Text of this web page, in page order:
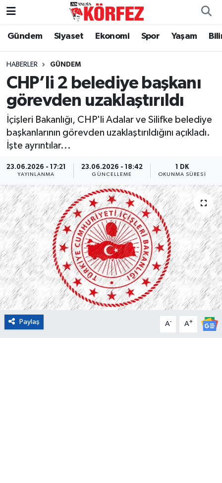
Gündem Siyaset Ekonomi Spor Yaşam
HABERLER GÜNDEM
CHP’li 2 belediye başkanı
görevden uzaklaştırıldı
İçişleri Bakanlığı, CHP'li Adalar ve Silifke belediye
başkanlarının görevden uzaklaştırıldığını açıkladı.
İşte ayrıntılar...
23.06.2026 - 17:21
YAYINLANMA
23.06.2026 - 18:42
GÜNCELLEME
1 DK
OKUNMA SÜRESI
Paylaş A- A+
Gündem
Siyaset
Yerel Yönetim
Yaşam
Asayiş
Dünya
Eğitim
Sağlık
Magazin
Turizm
Nöbetçi Eczaneler
Hava Durumu
Trafik Durumu
Tüm Manşetler
Son Dakika Haberleri
Haber Arşivi